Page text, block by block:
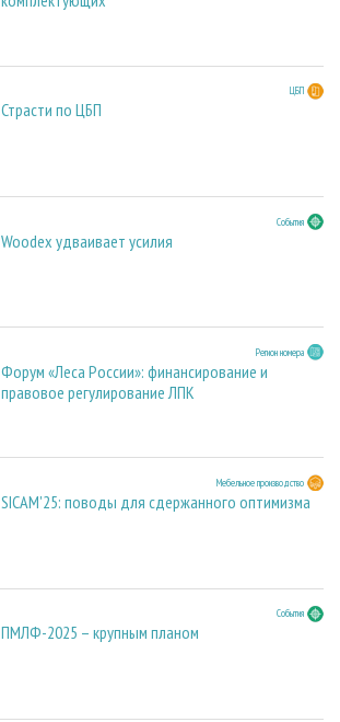
ЦБП
Страсти по ЦБП
События
Woodex удваивает усилия
Регион номера
Форум «Леса России»: финансирование и
правовое регулирование ЛПК
Мебельное производство
SICAM'25: поводы для сдержанного оптимизма
События
ПМЛФ-2025 – крупным планом